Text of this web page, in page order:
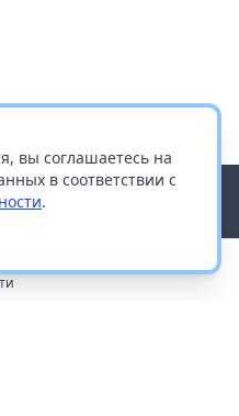
вы соглашаетесь на
в соответствии с
.